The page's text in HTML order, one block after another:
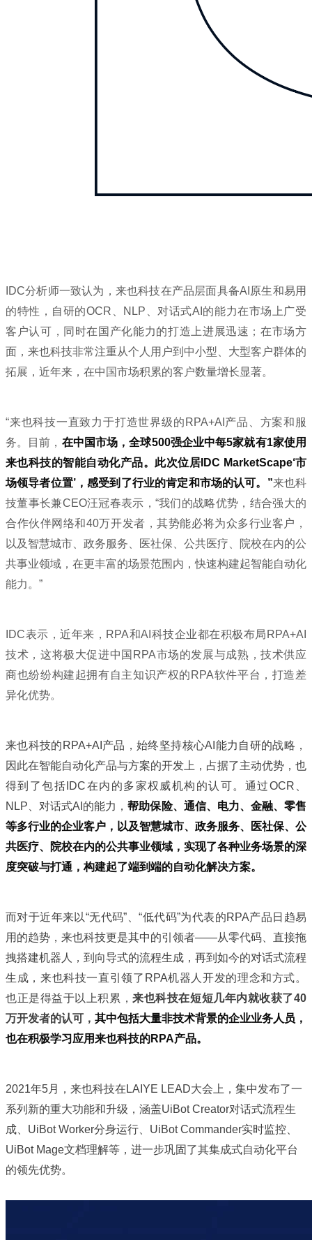
IDC分析师一致认为，来也科技在产品层面具备AI原生和易用
的特性，自研的OCR、NLP、对话式AI的能力在市场上广受
客户认可，同时在国产化能力的打造上进展迅速；在市场方
面，来也科技非常注重从个人用户到中小型、大型客户群体的
拓展，近年来，在中国市场积累的客户数量增长显著。
“来也科技一直致力于打造世界级的RPA+AI产品、方案和服
务。目前， 在中国市场，全球500强企业中每5家就有1家使用
来也科技的智能自动化产品。此次位居IDC MarketScape‘市
场领导者位置’，感受到了行业的肯定和市场的认可。”来也科
技董事长兼CEO汪冠春表示，“我们的战略优势，结合强大的
合作伙伴网络和40万开发者，其势能必将为众多行业客户，
以及智慧城市、政务服务、医社保、公共医疗、院校在内的公
共事业领域，在更丰富的场景范围内，快速构建起智能自动化
能力。”
IDC表示，近年来，RPA和AI科技企业都在积极布局RPA+AI
技术，这将极大促进中国RPA市场的发展与成熟，技术供应
商也纷纷构建起拥有自主知识产权的RPA软件平台，打造差
异化优势。
来也科技的RPA+AI产品，始终坚持核心AI能力自研的战略，
因此在智能自动化产品与方案的开发上，占据了主动优势，也
得到了包括IDC在内的多家权威机构的认可。通过OCR、
NLP、对话式AI的能力，帮助保险、通信、电力、金融、零售
等多行业的企业客户，以及智慧城市、政务服务、医社保、公
共医疗、院校在内的公共事业领域，实现了各种业务场景的深
度突破与打通，构建起了端到端的自动化解决方案。
而对于近年来以“无代码”、“低代码”为代表的RPA产品日趋易
用的趋势，来也科技更是其中的引领者——从零代码、直接拖
拽搭建机器人，到向导式的流程生成，再到如今的对话式流程
生成，来也科技一直引领了RPA机器人开发的理念和方式。
也正是得益于以上积累，来也科技在短短几年内就收获了40
万开发者的认可， 其中包括大量非技术背景的企业业务人员，
也在积极学习应用来也科技的RPA产品。
2021年5月，来也科技在LAIYE LEAD大会上，集中发布了一
系列新的重大功能和升级，涵盖UiBot Creator对话式流程生
成、UiBot Worker分身运行、UiBot Commander实时监控、
UiBot Mage文档理解等，进一步巩固了其集成式自动化平台
的领先优势。